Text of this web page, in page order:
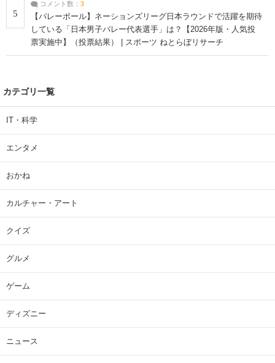
5
コメント数： 3
【バレーボール】ネーションズリーグ日本ラウンドで活躍を期待
している「日本男子バレー代表選手」は？【2026年版・人気投
票実施中】（投票結果） | スポーツ ねとらぼリサーチ
カテゴリ一覧
IT・科学
エンタメ
おかね
カルチャー・アート
クイズ
グルメ
ゲーム
ディズニー
ニュース